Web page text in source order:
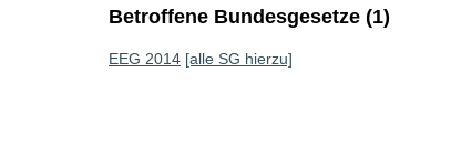
Betroffene Bundesgesetze (1)
EEG 2014 [alle SG hierzu]